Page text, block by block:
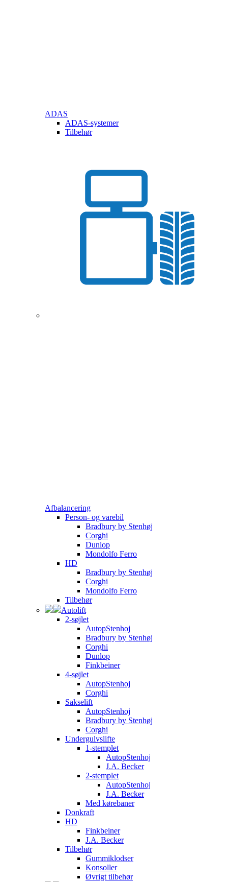
ADAS
ADAS-systemer
Tilbehør
Afbalancering
Person- og varebil
Bradbury by Stenhøj
Corghi
Dunlop
Mondolfo Ferro
HD
Bradbury by Stenhøj
Corghi
Mondolfo Ferro
Tilbehør
Autolift
2-søjlet
AutopStenhoj
Bradbury by Stenhøj
Corghi
Dunlop
Finkbeiner
4-søjlet
AutopStenhoj
Corghi
Sakselift
AutopStenhoj
Bradbury by Stenhøj
Corghi
Undergulvslifte
1-stemplet
AutopStenhoj
J.A. Becker
2-stemplet
AutopStenhoj
J.A. Becker
Med kørebaner
Donkraft
HD
Finkbeiner
J.A. Becker
Tilbehør
Gummiklodser
Konsoller
Øvrigt tilbehør